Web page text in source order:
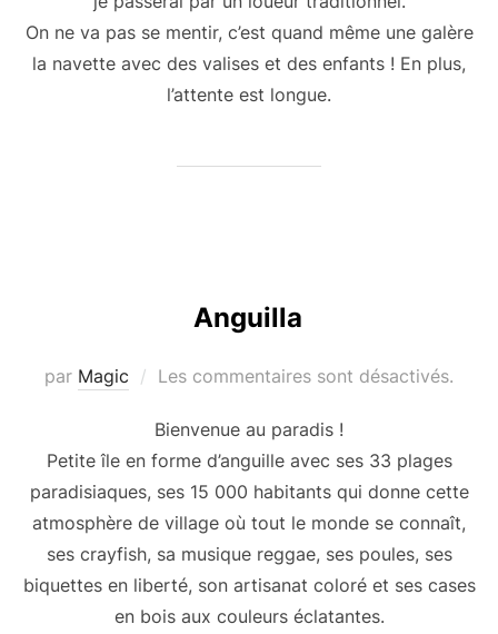
On ne va pas se mentir, c’est quand même une galère
la navette avec des valises et des enfants ! En plus,
l’attente est longue.
Anguilla
par Magic Les commentaires sont désactivés.
Bienvenue au paradis !
Petite île en forme d’anguille avec ses 33 plages
paradisiaques, ses 15 000 habitants qui donne cette
atmosphère de village où tout le monde se connaît,
ses crayfish, sa musique reggae, ses poules, ses
biquettes en liberté, son artisanat coloré et ses cases
en bois aux couleurs éclatantes.